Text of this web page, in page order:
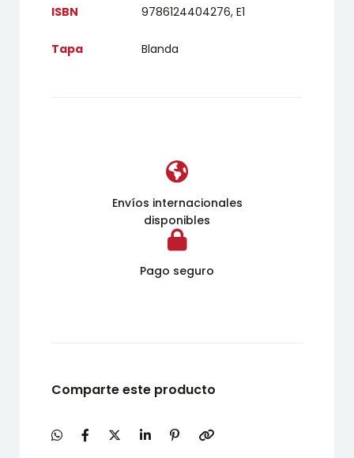
ISBN 9786124404276, E1
Tapa Blanda
Envíos internacionales
disponibles
Pago seguro
Comparte este producto